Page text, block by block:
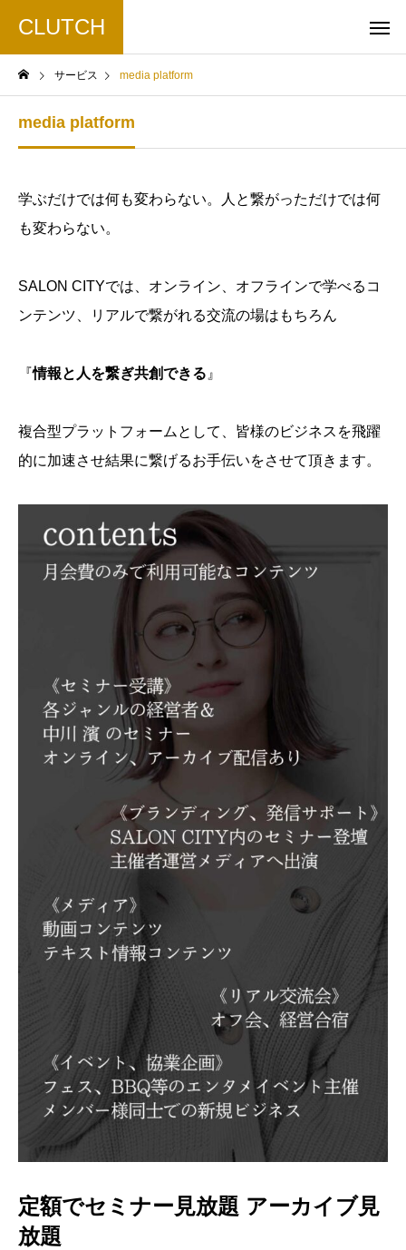
CLUTCH
サービス media platform
media platform
学ぶだけでは何も変わらない。人と繋がっただけでは何
も変わらない。
SALON CITYでは、オンライン、オフラインで学べるコ
ンテンツ、リアルで繋がれる交流の場はもちろん
『情報と人を繋ぎ共創できる 』
複合型プラットフォームとして、皆様のビジネスを飛躍
的に加速させ結果に繋げるお手伝いをさせて頂きます。
定額でセミナー見放題 アーカイブ見
放題